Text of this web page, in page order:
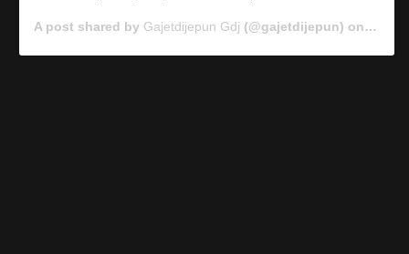
A post shared by Gajetdijepun Gdj (@gajetdijepun) on Jan 7,